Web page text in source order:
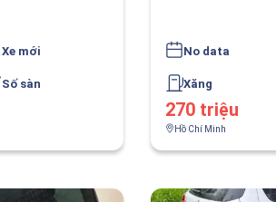
Xe mới
Số sàn
No data
Xăng
270 triệu
Hồ Chí Minh